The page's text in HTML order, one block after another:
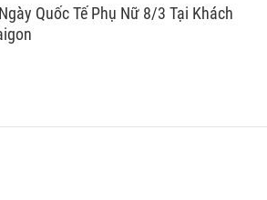
Quốc Tế Phụ Nữ 8/3 Tại Khách